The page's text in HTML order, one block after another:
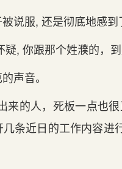
说服, 还是彻底地感到
疑, 你跟那个姓濮的，
声音。
来的人，死板一点也
条近日的工作内容进